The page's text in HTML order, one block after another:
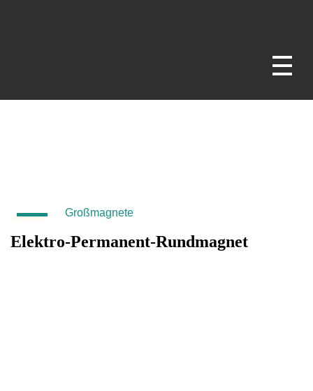
Großmagnete
Elektro-Permanent-Rundmagnet